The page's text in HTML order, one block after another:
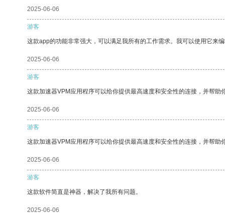
2025-06-06
游客
这款app的功能非常强大，可以满足我所有的工作需求。我可以使用它来
2025-06-06
游客
这款加速器VPM应用程序可以给你提供最高速度和安全性的连接，并帮助
2025-06-06
游客
这款加速器VPM应用程序可以给你提供最高速度和安全性的连接，并帮助
2025-06-06
游客
这款软件简直是神器，解决了我所有问题。
2025-06-06